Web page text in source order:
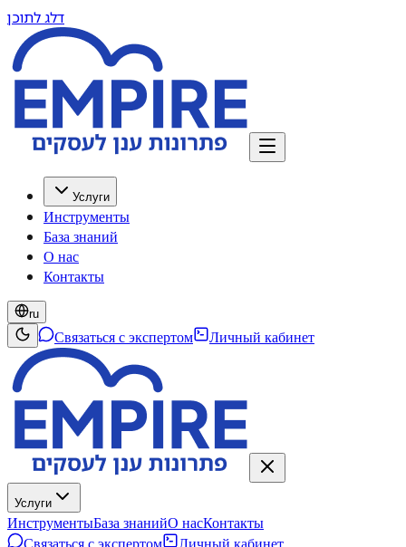
דלג לתוכן
Услуги
Инструменты
База знаний
О нас
Контакты
ru
Связаться с экспертом Личный кабинет
Услуги
ИнструментыБаза знанийО насКонтакты